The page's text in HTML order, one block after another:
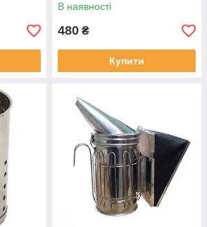
В наявності
480 ₴
Купити